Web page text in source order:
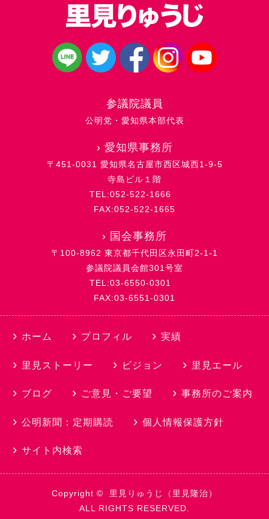
参議院議員
公明党・愛知県本部代表
› 愛知県事務所
〒451-0031 愛知県名古屋市西区城西1-9-5
寺島ビル１階
TEL:052-522-1666
FAX:052-522-1665
› 国会事務所
〒100-8962 東京都千代田区永田町2-1-1
参議院議員会館301号室
TEL:03-6550-0301
FAX:03-6551-0301
ホーム プロフィル 実績
里見ストーリー ビジョン 里見エール
ブログ ご意見・ご要望 事務所のご案内
公明新聞：定期購読 個人情報保護方針
サイト内検索
Copyright © 里見りゅうじ（里見隆治）
ALL RIGHTS RESERVED.